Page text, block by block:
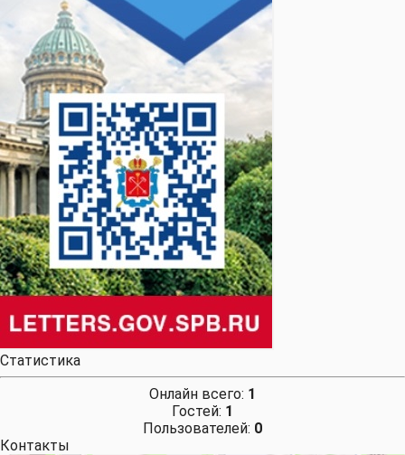
Статистика
Онлайн всего: 1
Гостей: 1
Пользователей: 0
Контакты